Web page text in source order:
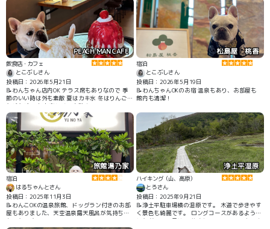
PEACH MAN CAFE
飲食店・カフェ
とこぶしさん
投稿日：2026年5月21日
📝わんちゃん店内OK テラス席もありなので 季
節のいい時は外も素敵 夏はカキ氷 冬はりんご飴
などなど 一年中楽しめる素敵カフェ
松島屋 桃香
宿泊
とこぶしさん
投稿日：2026年5月19日
📝わんちゃんOKのお宿 温泉もあり、お部屋も
館内も清潔！
旅館湯乃家
宿泊
はるちゃんとさん
投稿日：2025年11月3日
📝わんこOKの温泉旅館、ドッグラン付きのお部
屋もありました、天空温泉露天風呂が気持ちよ
かったです
浄土平湿原
ハイキング（山、高原）
とろさん
投稿日：2025年9月21日
📝浄土平駐車場横の湿原です。 木道で歩きやす
く景色も綺麗です。 ロングコースがあるようで
したが、この日は15分ぐらいのコースでゆっく